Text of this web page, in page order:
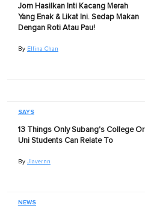
Jom Hasilkan Inti Kacang Merah
Yang Enak & Likat Ini. Sedap Makan
Dengan Roti Atau Pau!
By Ellina Chan
SAYS
13 Things Only Subang's College Or
Uni Students Can Relate To
By Jiavernn
NEWS